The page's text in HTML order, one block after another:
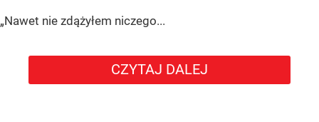
„Nawet nie zdążyłem niczego...
CZYTAJ DALEJ